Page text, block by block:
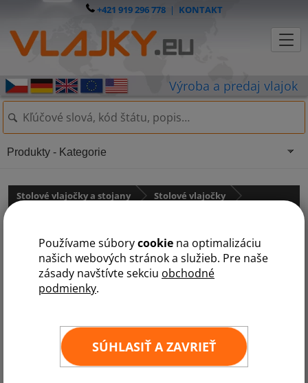
Používame súborycookie na optimalizáciu
našich webových stránok a služieb. Pre naše
zásady navštívte sekciu obchodné
podmienky.
SÚHLASIŤ A ZAVRIEŤ
+421 919 296 778| KONTAKT
Stolové vlajočky a stojany
Stolové vlajočky
Stolová vlajočka Talianska
Produkty - Kategorie